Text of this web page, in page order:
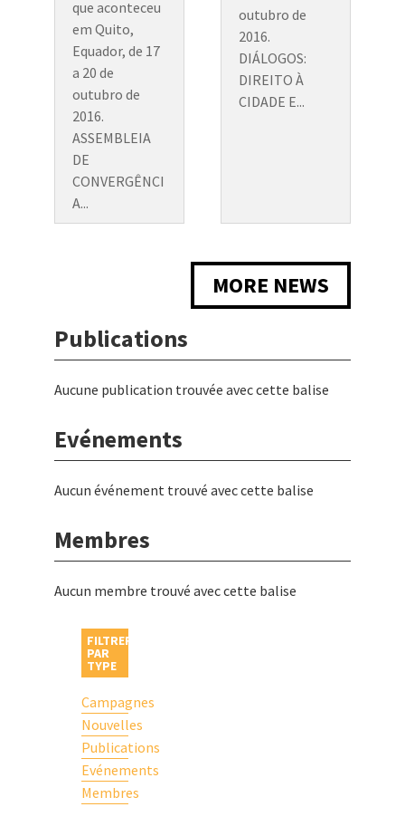
que aconteceu
em Quito,
Equador, de 17
a 20 de
outubro de
2016.
ASSEMBLEIA
DE
CONVERGÊNCI
A...
outubro de
2016.
DIÁLOGOS:
DIREITO À
CIDADE E...
MORE NEWS
Publications
Aucune publication trouvée avec cette balise
Evénements
Aucun événement trouvé avec cette balise
Membres
Aucun membre trouvé avec cette balise
FILTRER
PAR
TYPE
Campagnes
Nouvelles
Publications
Evénements
Membres